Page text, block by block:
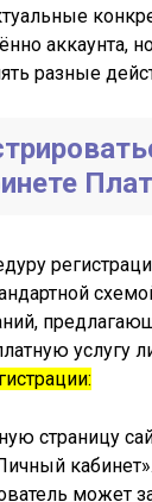
аккаунта,
разные
услугу
страницу
может